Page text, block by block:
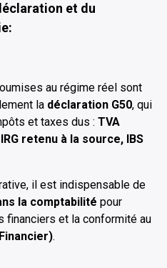
et du
au régime réel sont
la déclaration G50, qui
et taxes dus : TVA
IRG retenu à la source, IBS
il est indispensable de
la comptabilité pour
financiers et la conformité au
.